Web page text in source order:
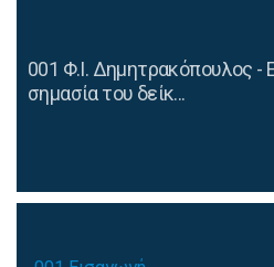
001 Φ.Ι. Δημητρακόπουλος -
σημασία του δείκ...